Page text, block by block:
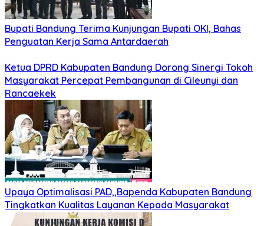
Bupati Bandung Terima Kunjungan Bupati OKI, Bahas
Penguatan Kerja Sama Antardaerah
Ketua DPRD Kabupaten Bandung Dorong Sinergi Tokoh
Masyarakat Percepat Pembangunan di Cileunyi dan
Rancaekek
Upaya Optimalisasi PAD,,Bapenda Kabupaten Bandung
Tingkatkan Kualitas Layanan Kepada Masyarakat